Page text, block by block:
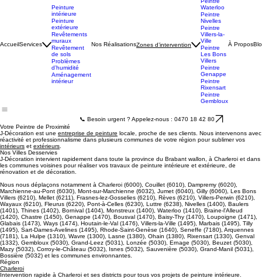
Peinture
intérieure
Peinture
extérieure
Revêtements
muraux
Revêtement
de sols
Problèmes
d’humidité
Peintre
Charleroi
Peintre
Waterloo
Peintre
Nivelles
Peintre
Villers-la-
Ville
Peintre
Les Bons
Villers
Peintre
Genappe
Peintre
Rixensart
Gembloux
📞 Besoin urgent ? Appelez-nous : 0470 18 42 80
Votre Peintre de Proximité
J-Décoration est uneentreprise de peinture
réactivité et professionnalisme dans plusieurs communes de votre région pour sublimer vos
intérieurset extérieurs.
Nos Villes Desservies
J-Décoration intervient rapidement dans toute la province du Brabant wallon, à Charleroi et dans
les communes voisines pour réaliser vos travaux de peinture intérieure et extérieure, de
rénovation et de décoration.
Nous nous déplaçons notamment à Charleroi (6000), Couillet (6010), Dampremy (6020),
Marchienne-au-Pont (6030), Mont-sur-Marchienne (6032), Jumet (6040), Gilly (6060), Les Bons
Villers (6210), Mellet (6211), Frasnes-lez-Gosselies (6210), Rèves (6210), Villers-Perwin (6210),
Wayaux (6210), Fleurus (6220), Pont-à-Celles (6230), Luttre (6238), Nivelles (1400), Baulers
(1401), Thines (1402), Bornival (1404), Monstreux (1400), Waterloo (1410), Braine-l'Alleud
(1420), Chastre (1450), Genappe (1470), Bousval (1470), Baisy-Thy (1470), Loupoigne (1471),
Glabais (1473), Ways (1474), Houtain-le-Val (1476), Villers-la-Ville (1495), Marbais (1495), Tilly
(1495), Sart-Dames-Avelines (1495), Rhode-Saint-Genèse (1640), Seneffe (7180), Arquennes
(7181), La Hulpe (1310), Wavre (1300), Lasne (1380), Ohain (1380), Rixensart (1330), Genval
(1332), Gembloux (5030), Grand-Leez (5031), Lonzée (5030), Ernage (5030), Beuzet (5030),
Mazy (5032), Corroy-le-Château (5032), Isnes (5032), Sauvenière (5030), Grand-Manil (5031),
Bossière (5032) et les communes environnantes.